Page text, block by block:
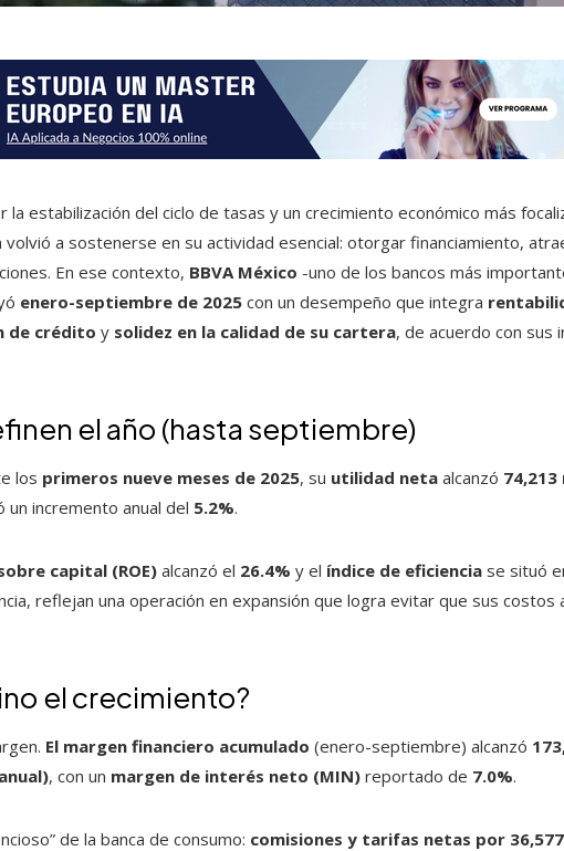
la estabilización del ciclo de tasas y un crecimiento económico más
volvió a sostenerse en su actividad esencial: otorgar financiamiento,
En ese contexto, BBVA México -uno de los bancos más
enero-septiembre de 2025 con un desempeño que integra
de crédito y solidez en la calidad de su cartera, de acuerdo con sus
el año (hasta septiembre)
los primeros nueve meses de 2025, su utilidad neta alcanzó 74,213
incremento anual del 5.2%.
capital (ROE)alcanzó el 26.4% y el índice de eficiencia se situó
reflejan una operación en expansión que logra evitar que sus costos
el crecimiento?
El margen financiero acumulado (enero-septiembre) alcanzó
, con un margen de interés neto (MIN) reportado de 7.0%.
de la banca de consumo: comisiones y tarifas netas por